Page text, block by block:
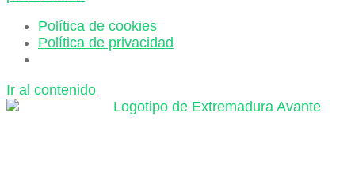
Política de cookies
Política de privacidad
Ir al contenido